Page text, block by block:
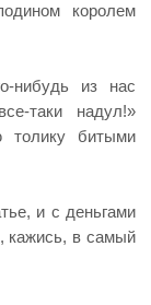
королем
нибудь из нас
таки надул!»
толику битыми
и с деньгами
кажись, в самый